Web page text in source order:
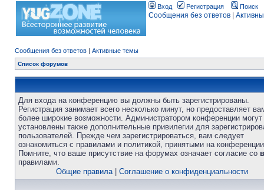
Вход Регистрация Поиск
Сообщения без ответов
Сообщения без ответов | Активные темы
Список форумов
Для входа на конференцию вы должны быть зарегистрированы.
Регистрация занимает всего несколько минут, но предоставляет
более широкие возможности. Администратором конференции
установлены также дополнительные привилегии для
пользователей. Прежде чем зарегистрироваться, вам следует
ознакомиться с правилами и политикой, принятыми на
Помните, что ваше присутствие на форумах означает согласие со
правилами.
Общие правила| Соглашение о конфиденциальности